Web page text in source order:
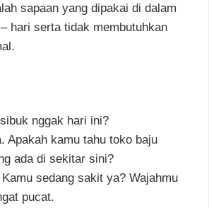
sapaan yang dipakai di dalam
hari serta tidak membutuhkan
nggak hari ini?
Apakah kamu tahu toko baju
ada di sekitar sini?
sedang sakit ya? Wajahmu
pucat.